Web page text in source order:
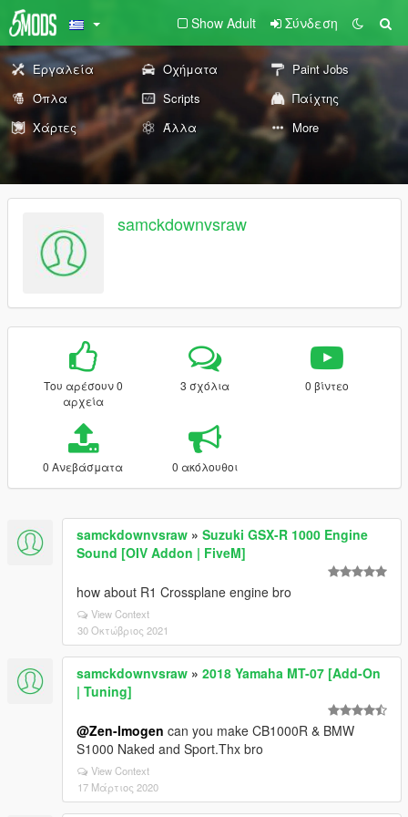
Show Adult Σύνδεση
Εργαλεία Οχήματα
Paint Jobs
Όπλα
Scripts
Παίχτης
Χάρτες
Άλλα More
samckdownvsraw
Του αρέσουν 0
αρχεία
3 σχόλια 0 βίντεο
0 Ανεβάσματα 0 ακόλουθοι
samckdownvsraw » Suzuki GSX-R 1000 Engine
Sound [OIV Addon | FiveM]
how about R1 Crossplane engine bro
View Context
30 Οκτώβριος 2021
samckdownvsraw » 2018 Yamaha MT-07 [Add-On
| Tuning]
@Zen-Imogen can you make CB1000R & BMW
S1000 Naked and Sport.Thx bro
View Context
17 Μάρτιος 2020